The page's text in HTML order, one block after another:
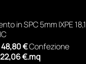
in SPC 5mm IXPE
Il
prezzo
48,80€Il
prezzo
Confezione
22,06€.mq